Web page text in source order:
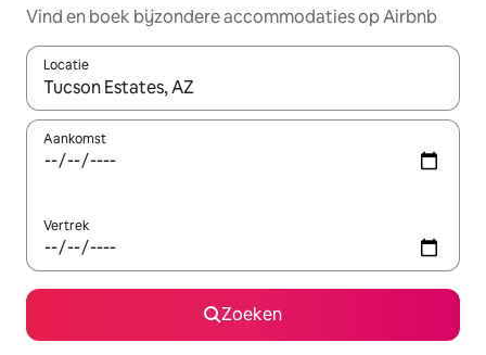
Vind en boek bijzondere accommodaties op Airbnb
Locatie
Wanneer er suggesties beschikbaar zijn, maak je een keuze
Aankomst
Vertrek
Zoeken